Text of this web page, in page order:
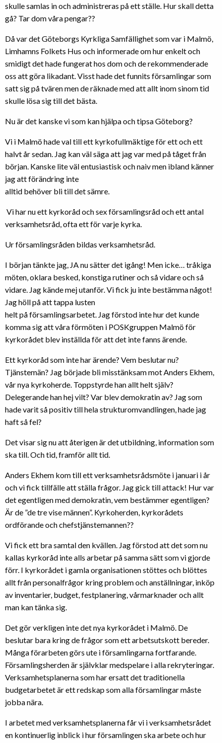
skulle samlas in och administreras på ett ställe. Hur skall detta
gå? Tar dom våra pengar??
Då var det Göteborgs Kyrkliga Samfällighet som var i Malmö,
Limhamns Folkets Hus och informerade om hur enkelt och
smidigt det hade fungerat hos dom och de rekommenderade
oss att göra likadant. Visst hade det funnits församlingar som
satt sig på tvären men de räknade med att allt inom sinom tid
skulle lösa sig till det bästa.
Nu är det kanske vi som kan hjälpa och tipsa Göteborg?
Vi i Malmö hade val till ett kyrkofullmäktige för ett och ett
halvt år sedan. Jag kan väl säga att jag var med på tåget från
början. Kanske lite väl entusiastisk och naiv men ibland känner
jag att förändring inte
alltid behöver bli till det sämre.
Vi har nu ett kyrkoråd och sex församlingsråd och ett antal
verksamhetsråd, ofta ett för varje kyrka.
Ur församlingsråden bildas verksamhetsråd.
I början tänkte jag, JA nu sätter det igång! Men icke… tråkiga
möten, oklara besked, konstiga rutiner och så vidare och så
vidare. Jag kände mej utanför. Vi fick ju inte bestämma något!
Jag höll på att tappa lusten
helt på församlingsarbetet. Jag förstod inte hur det kunde
komma sig att våra förmöten i POSKgruppen Malmö för
kyrkorådet blev inställda för att det inte fanns ärende.
Ett kyrkoråd som inte har ärende? Vem beslutar nu?
Tjänstemän? Jag började bli misstänksam mot Anders Ekhem,
vår nya kyrkoherde. Toppstyrde han allt helt själv?
Delegerande han hej vilt? Var blev demokratin av? Jag som
hade varit så positiv till hela strukturomvandlingen, hade jag
haft så fel?
Det visar sig nu att återigen är det utbildning, information som
ska till. Och tid, framför allt tid.
Anders Ekhem kom till ett verksamhetsrådsmöte i januari i år
och vi fick tillfälle att ställa frågor. Jag gick till attack! Hur var
det egentligen med demokratin, vem bestämmer egentligen?
Är de ”de tre vise männen”. Kyrkoherden, kyrkorådets
ordförande och chefstjänstemannen??
Vi fick ett bra samtal den kvällen. Jag förstod att det som nu
kallas kyrkoråd inte alls arbetar på samma sätt som vi gjorde
förr. I kyrkorådet i gamla organisationen stöttes och blöttes
allt från personalfrågor kring problem och anställningar, inköp
av inventarier, budget, festplanering, vårmarknader och allt
man kan tänka sig.
Det gör verkligen inte det nya kyrkorådet i Malmö. De
beslutar bara kring de frågor som ett arbetsutskott bereder.
Många förarbeten görs ute i församlingarna fortfarande.
Församlingsherden är självklar medspelare i alla rekryteringar.
Verksamhetsplanerna som har ersatt det traditionella
budgetarbetet är ett redskap som alla församlingar måste
jobba nära.
I arbetet med verksamhetsplanerna får vi i verksamhetsrådet
en kontinuerlig inblick i hur församlingen ska arbete och hur